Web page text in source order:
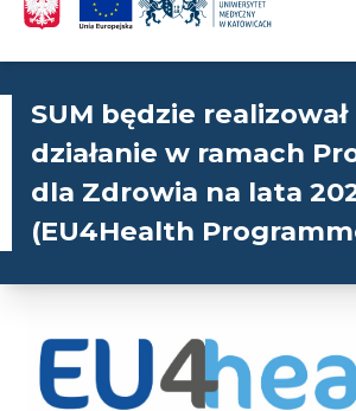
SUM będzie
działanie w ramach
dla Zdrowia na lata
(EU4Health